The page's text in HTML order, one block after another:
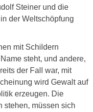
Steiner und die
der Weltschöpfung
mit Schildern
steht, und andere,
der Fall war, mit
wird Gewalt auf
erzeugen. Die
stehen, müssen sich